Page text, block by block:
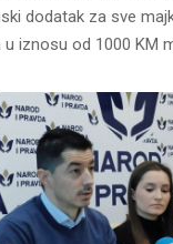
dodatak za sve
u iznosu od 1000